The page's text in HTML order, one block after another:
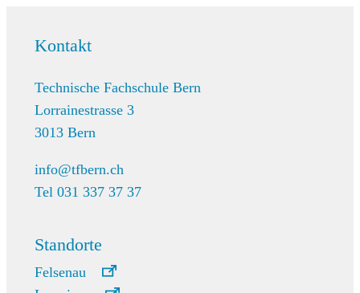
Kontakt
Technische Fachschule Bern
Lorrainestrasse 3
3013 Bern
info@tfbern.ch
Tel 031 337 37 37
Standorte
Felsenau